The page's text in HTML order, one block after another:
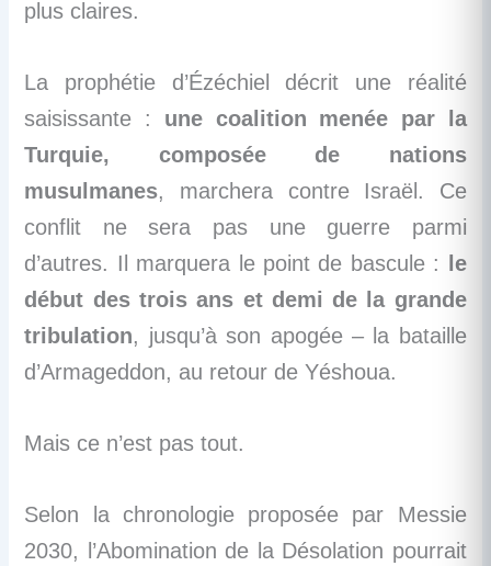
plus claires.
La prophétie d’Ézéchiel décrit une réalité
saisissante : une coalition menée par la
Turquie, composée de nations
musulmanes, marchera contre Israël. Ce
conflit ne sera pas une guerre parmi
d’autres. Il marquera le point de bascule :
le
début des trois ans et demi de la grande
tribulation, jusqu’à son apogée – la bataille
d’Armageddon, au retour de Yéshoua.
Mais ce n’est pas tout.
Selon la chronologie proposée par Messie
2030, l’Abomination de la Désolation pourrait